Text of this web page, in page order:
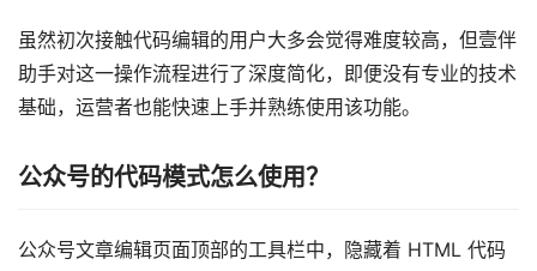
虽然初次接触代码编辑的用户大多会觉得难度较高，但壹伴
助手对这一操作流程进行了深度简化，即便没有专业的技术
基础，运营者也能快速上手并熟练使用该功能。
公众号的代码模式怎么使用？
公众号文章编辑页面顶部的工具栏中，隐藏着 HTML 代码